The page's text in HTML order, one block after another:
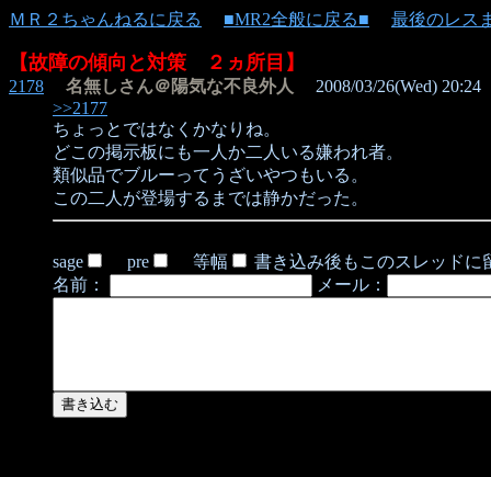
ＭＲ２ちゃんねるに戻る ■MR2全般に戻る■ 最後のレス
【故障の傾向と対策 ２ヵ所目】
2178 名無しさん＠陽気な不良外人
2008/03/26(Wed) 20:24
>>2177
ちょっとではなくかなりね。
どこの掲示板にも一人か二人いる嫌われ者。
類似品でブルーってうざいやつもいる。
この二人が登場するまでは静かだった。
sage pre 等幅
書き込み後もこのスレッドに
名前：
メール：